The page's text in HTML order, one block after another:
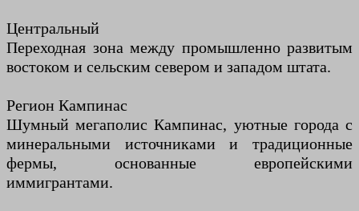
Центральный
Переходная зона между промышленно развитым
востоком и сельским севером и западом штата.
Регион Кампинас
Шумный мегаполис Кампинас, уютные города с
минеральными источниками и традиционные
фермы, основанные европейскими
иммигрантами.